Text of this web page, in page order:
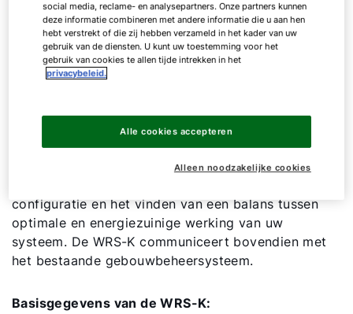
De luchtbehandelingsoplossingen van WOLF worden
aangestuurd door de WRS-K regeling van WOLF.
configuratie en het vinden van een balans tussen
optimale en energiezuinige werking van uw
systeem. De WRS-K communiceert bovendien met
het bestaande gebouwbeheersysteem.
Basisgegevens van de WRS-K:
Hallo!
Hoe kunnen wij u helpen?
social media, reclame- en analysepartners. Onze partners kunnen
deze informatie combineren met andere informatie die u aan hen
hebt verstrekt of die zij hebben verzameld in het kader van uw
gebruik van de diensten. U kunt uw toestemming voor het
gebruik van cookies te allen tijde intrekken in het
privacybeleid.
Alleen noodzakelijke cookies
Alle cookies accepteren